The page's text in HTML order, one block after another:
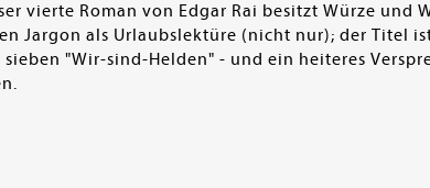
vierte Roman von Edgar Rai besitzt Würze
Jargon als Urlaubslektüre (nicht nur); der Titel
"Wir-sind-Helden" - und ein heiteres